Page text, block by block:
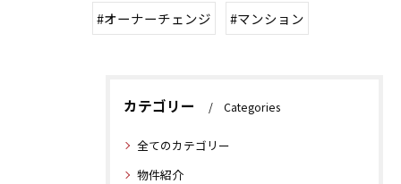
#オーナーチェンジ #マンション
カテゴリー Categories
全てのカテゴリー
物件紹介